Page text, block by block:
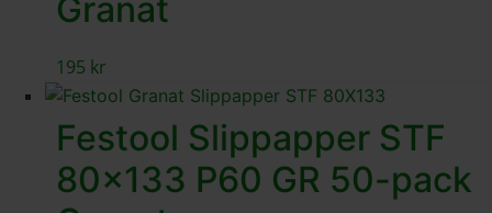
Granat
195 kr
Festool Slippapper STF
80×133 P60 GR 50-pack